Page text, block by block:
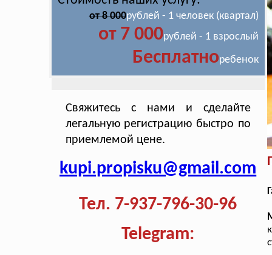
от 8 000рублей - 1 человек (квартал)
от 7 000рублей - 1 взрослый
Бесплатноребенок
Свяжитесь с нами и сделайте
легальную регистрацию быстро по
приемлемой цене.
kupi.propisku@gmail.com
Тел. 7-937-796-30-96
Telegram: